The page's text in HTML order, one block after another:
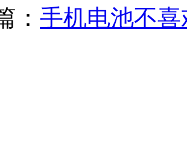
： 手机电池不